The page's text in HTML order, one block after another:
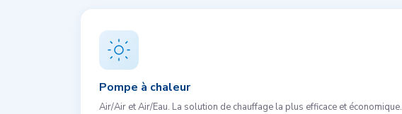
Pompe à chaleur
Air/Air et Air/Eau. La solution de chauffage la plus efficace et économique.